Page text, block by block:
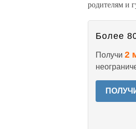
родителям и
Более
Получи 2